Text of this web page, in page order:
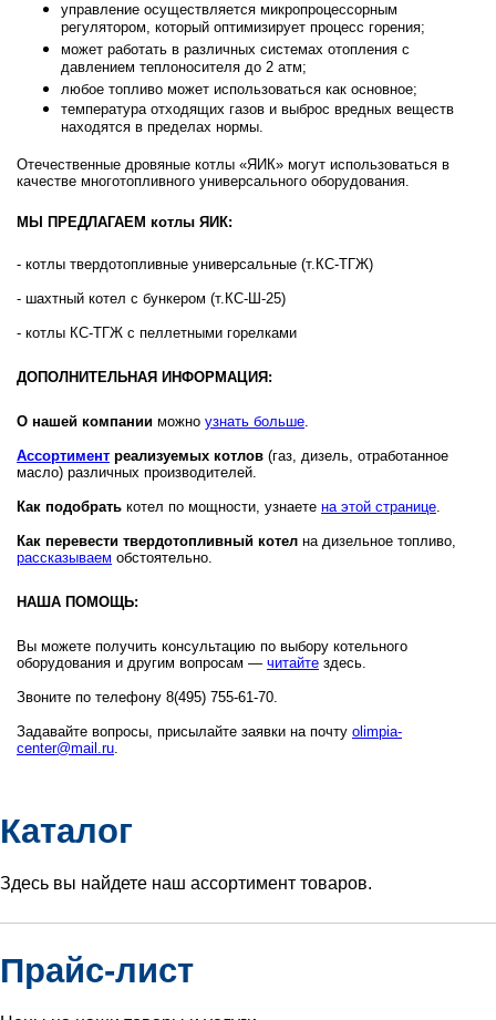
управление осуществляется микропроцессорным
регулятором, который оптимизирует процесс горения;
может работать в различных системах отопления с
давлением теплоносителя до 2 атм;
любое топливо может использоваться как основное;
температура отходящих газов и выброс вредных веществ
находятся в пределах нормы.
Отечественные дровяные котлы «ЯИК» могут использоваться в
качестве многотопливного универсального оборудования.
МЫ ПРЕДЛАГАЕМ котлы ЯИК:
- котлы твердотопливные универсальные (т.КС-ТГЖ)
- шахтный котел с бункером (т.КС-Ш-25)
- котлы КС-ТГЖ с пеллетными горелками
ДОПОЛНИТЕЛЬНАЯ ИНФОРМАЦИЯ:
О нашей компании можно узнать больше
Ассортимент реализуемых котлов (газ, дизель, отработанное
масло) различных производителей.
Как подобрать котел по мощности, узнаете на этой странице
Как перевести твердотопливный котел на дизельное топливо,
рассказываем обстоятельно.
НАША ПОМОЩЬ:
Вы можете получить консультацию по выбору котельного
оборудования и другим вопросам — читайте здесь.
Звоните по телефону 8(495) 755-61-70.
Задавайте вопросы, присылайте заявки на почту olimpia-
center@mail.ru
Каталог
Здесь вы найдете наш ассортимент товаров.
Прайс-лист